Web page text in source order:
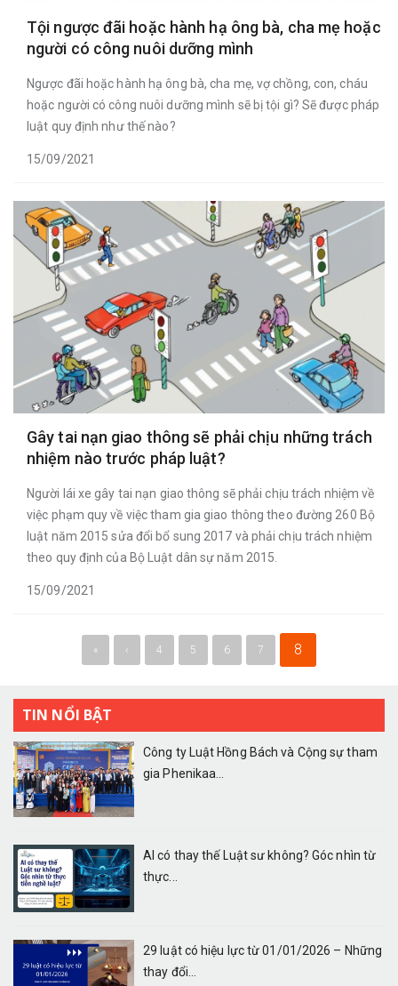
Tội ngược đãi hoặc hành hạ ông bà, cha mẹ hoặc
người có công nuôi dưỡng mình
Ngược đãi hoặc hành hạ ông bà, cha mẹ, vợ chồng, con, cháu
hoặc người có công nuôi dưỡng mình sẽ bị tội gì? Sẽ được pháp
luật quy định như thế nào?
15/09/2021
Gây tai nạn giao thông sẽ phải chịu những trách
nhiệm nào trước pháp luật?
Người lái xe gây tai nạn giao thông sẽ phải chịu trách nhiệm về
việc phạm quy về việc tham gia giao thông theo đường 260 Bộ
luật năm 2015 sửa đổi bổ sung 2017 và phải chịu trách nhiệm
theo quy định của Bộ Luật dân sự năm 2015.
15/09/2021
« ‹ 4 5 6 7 8
TIN NỔI BẬT
Công ty Luật Hồng Bách và Cộng sự tham
gia Phenikaa...
AI có thay thế Luật sư không? Góc nhìn từ
thực...
29 luật có hiệu lực từ 01/01/2026 – Những
thay đổi...